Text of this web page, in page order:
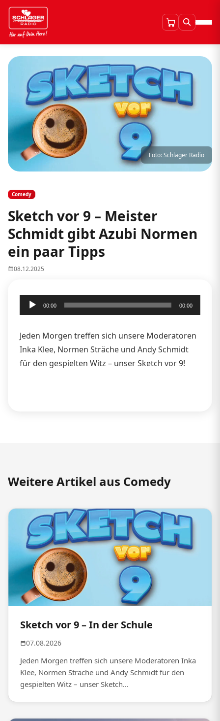
Foto: Schlager Radio
Comedy
Sketch vor 9 – Meister
Schmidt gibt Azubi Normen
ein paar Tipps
08.12.2025
Audio-
Player
00:00 00:00
Jeden Morgen treffen sich unsere Moderatoren
Inka Klee, Normen Sträche und Andy Schmidt
für den gespielten Witz – unser Sketch vor 9!
Weitere Artikel aus Comedy
Sketch vor 9 – In der Schule
07.08.2026
Jeden Morgen treffen sich unsere Moderatoren Inka
Klee, Normen Sträche und Andy Schmidt für den
gespielten Witz – unser Sketch...